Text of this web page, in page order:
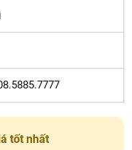
tốt nhất